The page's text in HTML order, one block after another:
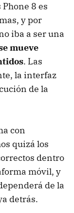
8 es
y por
iba a ser una
mueve
. Las
la interfaz
de la
con
quizá los
dentro
móvil, y
de la
detrás.